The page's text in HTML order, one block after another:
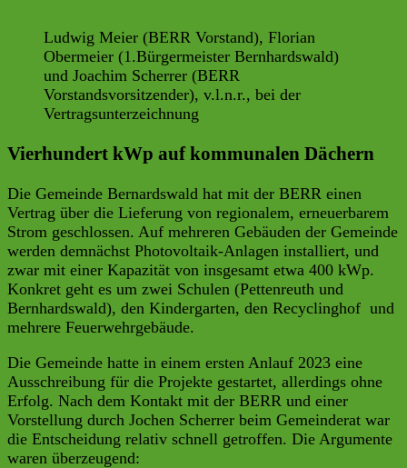
Ludwig Meier (BERR Vorstand), Florian
Obermeier (1.Bürgermeister Bernhardswald)
und Joachim Scherrer (BERR
Vorstandsvorsitzender), v.l.n.r., bei der
Vertragsunterzeichnung
Vierhundert kWp auf kommunalen Dächern
Die Gemeinde Bernardswald hat mit der BERR einen
Vertrag über die Lieferung von regionalem, erneuerbarem
Strom geschlossen. Auf mehreren Gebäuden der Gemeinde
werden demnächst Photovoltaik-Anlagen installiert, und
zwar mit einer Kapazität von insgesamt etwa 400 kWp.
Konkret geht es um zwei Schulen (Pettenreuth und
Bernhardswald), den Kindergarten, den Recyclinghof und
mehrere Feuerwehrgebäude.
Die Gemeinde hatte in einem ersten Anlauf 2023 eine
Ausschreibung für die Projekte gestartet, allerdings ohne
Erfolg. Nach dem Kontakt mit der BERR und einer
Vorstellung durch Jochen Scherrer beim Gemeinderat war
die Entscheidung relativ schnell getroffen. Die Argumente
waren überzeugend: